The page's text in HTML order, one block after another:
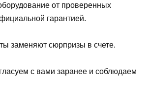
от проверенных
гарантией.
заменяют сюрпризы в счете.
с вами заранее и соблюдаем